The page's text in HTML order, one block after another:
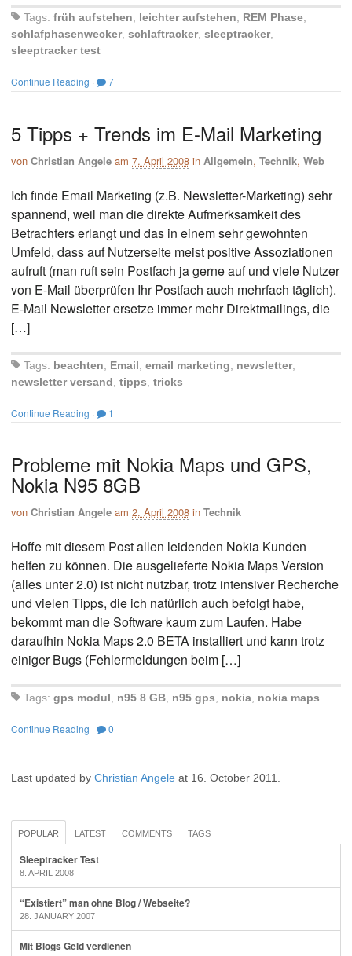
Tags: früh aufstehen leichter aufstehen REM Phase
schlafphasenwecker, schlaftracker, sleeptracker,
sleeptracker test
Continue Reading · 7
5 Tipps + Trends im E-Mail Marketing
von Christian Angele am 7. April 2008 in Allgemein, Technik, Web
Ich finde Email Marketing (z.B. Newsletter-Marketing) sehr
spannend, weil man die direkte Aufmerksamkeit des
Betrachters erlangt und das in einem sehr gewohnten
Umfeld, dass auf Nutzerseite meist positive Assoziationen
aufruft (man ruft sein Postfach ja gerne auf und viele Nutzer
von E-Mail überprüfen Ihr Postfach auch mehrfach täglich).
E-Mail Newsletter ersetze immer mehr Direktmailings, die
[…]
Tags: beachten Email email marketing newsletter,
newsletter versand tipps tricks
Continue Reading · 1
Probleme mit Nokia Maps und GPS,
Nokia N95 8GB
von Christian Angele am 2. April 2008 in Technik
Hoffe mit diesem Post allen leidenden Nokia Kunden
helfen zu können. Die ausgelieferte Nokia Maps Version
(alles unter 2.0) ist nicht nutzbar, trotz intensiver Recherche
und vielen Tipps, die ich natürlich auch befolgt habe,
bekommt man die Software kaum zum Laufen. Habe
daraufhin Nokia Maps 2.0 BETA installiert und kann trotz
einiger Bugs (Fehlermeldungen beim […]
Tags: gps modul n95 8 GB n95 gps nokia nokia maps
Continue Reading · 0
Last updated by Christian Angele at 16. October 2011.
POPULAR LATEST COMMENTS TAGS
Sleeptracker Test
8. APRIL 2008
“Existiert” man ohne Blog / Webseite?
28. JANUARY 2007
Mit Blogs Geld verdienen